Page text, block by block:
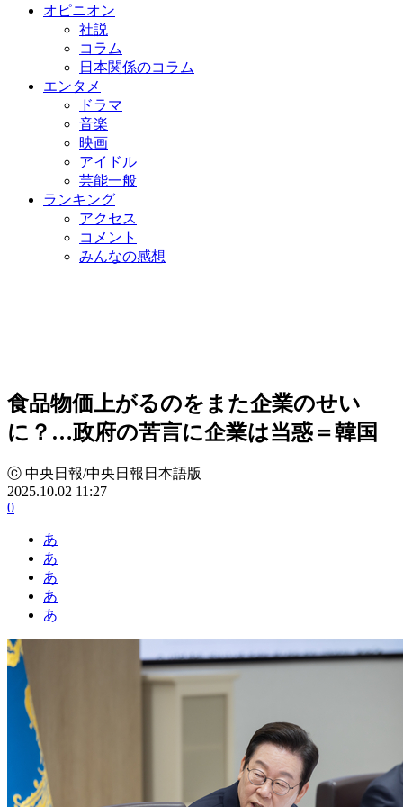
オピニオン
社説
コラム
日本関係のコラム
エンタメ
ドラマ
音楽
映画
アイドル
芸能一般
ランキング
アクセス
コメント
みんなの感想
食品物価上がるのをまた企業のせい
に？…政府の苦言に企業は当惑＝韓国
ⓒ 中央日報/中央日報日本語版
2025.10.02 11:27
0
あ
あ
あ
あ
あ